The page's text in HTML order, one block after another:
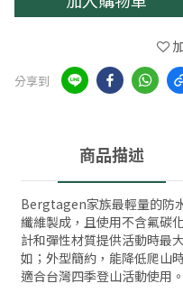
分享到
商品描述
Bergtagen家族最輕量的防
纖維製成，且使用不含氟碳
計和彈性材質提供活動時最
如；外型簡約，能降低爬山
適合台灣四季登山活動使用。